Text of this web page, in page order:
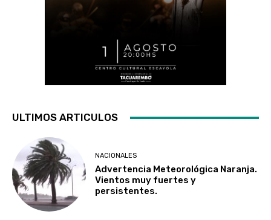
ULTIMOS ARTICULOS
NACIONALES
Advertencia Meteorológica Naranja.
Vientos muy fuertes y
persistentes.